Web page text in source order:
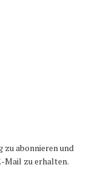
zu abonnieren und
Mail zu erhalten.